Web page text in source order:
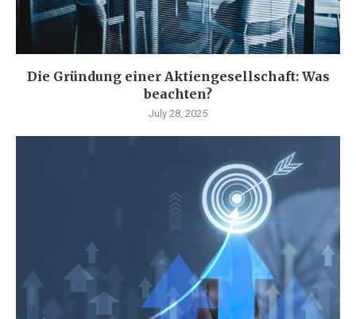
Die Gründung einer Aktiengesellschaft: Was
beachten?
July 28, 2025